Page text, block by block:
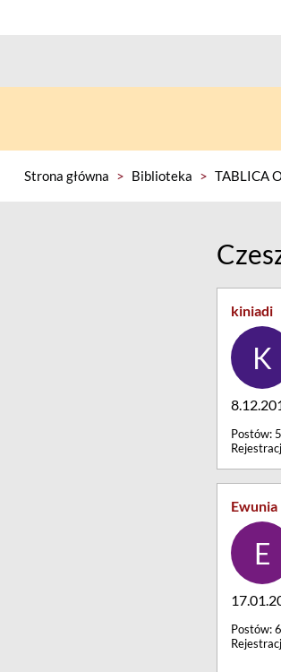
Strona główna > Biblioteka > TABLICA
kiniadi
Postów: 5
Ewunia
Postów: